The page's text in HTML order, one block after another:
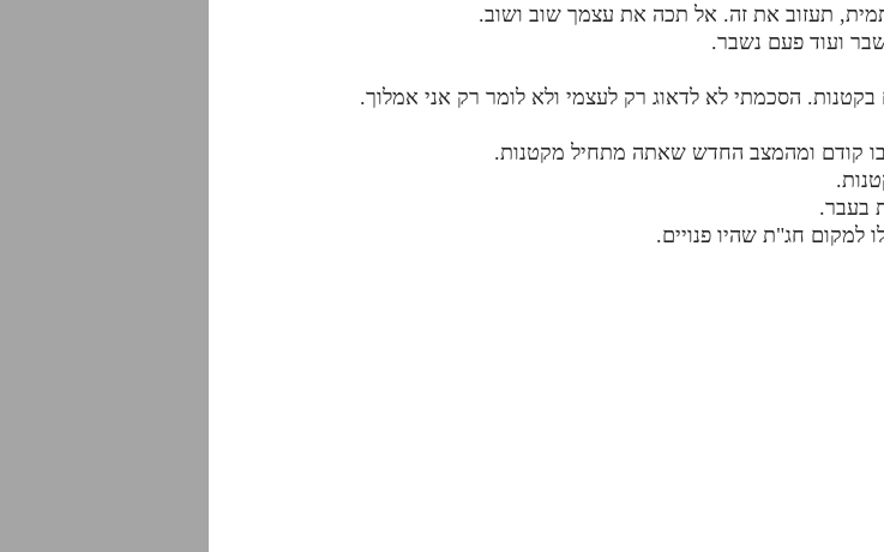
תעזוב את זה. אל תכה את עצמך שוב ושוב.
ועוד פעם נשבר.
הסכמתי לא לדאוג רק לעצמי ולא לומר רק אני אמלוך.
קודם ומהמצב החדש שאתה מתחיל מקטנות.
בעבר.
למקום חג"ת שהיו פנויים.